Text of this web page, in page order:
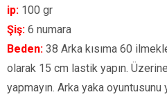
ip: 100 gr
Şiş: 6 numara
Beden: 38 Arka kısıma 60
olarak 15 cm lastik yapın.
yapmayın. Arka yaka oyuntusunu